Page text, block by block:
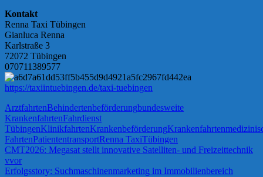
Kontakt
Renna Taxi Tübingen
Gianluca Renna
Karlstraße 3
72072 Tübingen
070711389577
https://taxiintuebingen.de/taxi-tuebingen
ArztfahrtenBehindertenbeförderungbundesweite
KrankenfahrtenFahrdienst
TübingenKlinikfahrtenKrankenbeförderungKrankenfahrten
FahrtenPatiententransportRenna TaxiTübingen
Beitragsnavigation
Vorheriger
Beitrag:
CMT2026: Megasat stellt innovative Satelliten- und Freizeittechnik
vvor
Nächster
Erfolgsstory: Suchmaschinenmarketing im Immobilienbereich